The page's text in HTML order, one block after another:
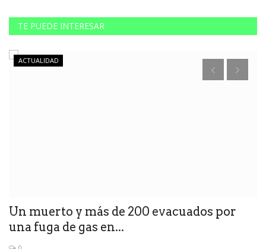
TE PUEDE INTERESAR
ACTUALIDAD
Un muerto y más de 200 evacuados por
una fuga de gas en...